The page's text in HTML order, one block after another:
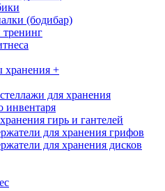
(бодибар)
хранения +
для хранения
инвентаря
гирь и гантелей
для хранения грифов
для хранения дисков